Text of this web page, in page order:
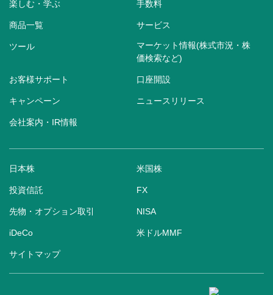
楽しむ・学ぶ 手数料
商品一覧 サービス
ツール
マーケット情報(株式市況・株
価検索など)
お客様サポート 口座開設
キャンペーン ニュースリリース
会社案内・IR情報
日本株 米国株
投資信託 FX
先物・オプション取引 NISA
iDeCo 米ドルMMF
サイトマップ